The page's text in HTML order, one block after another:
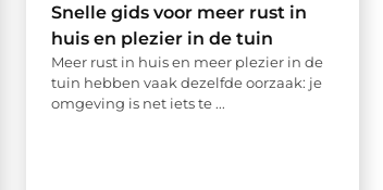
Snelle gids voor meer rust in
huis en plezier in de tuin
Meer rust in huis en meer plezier in de
tuin hebben vaak dezelfde oorzaak: je
omgeving is net iets te ...